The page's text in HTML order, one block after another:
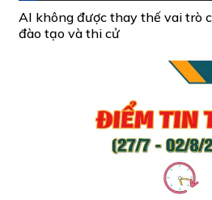
AI không được thay thế vai trò
đào tạo và thi cử